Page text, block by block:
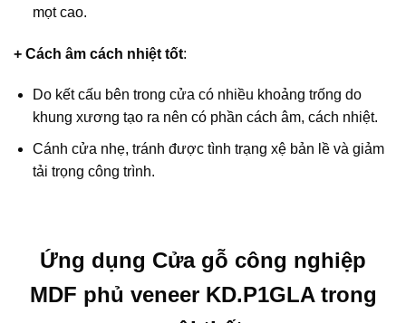
mọt cao.
+ Cách âm cách nhiệt tốt:
Do kết cấu bên trong cửa có nhiều khoảng trống do
khung xương tạo ra nên có phần cách âm, cách nhiệt.
Cánh cửa nhẹ, tránh được tình trạng xệ bản lề và giảm
tải trọng công trình.
Ứng dụng Cửa gỗ công nghiệp
MDF phủ veneer KD.P1GLA trong